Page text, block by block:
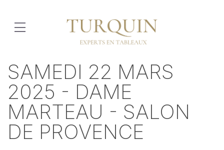
SAMEDI 22 MARS
2025 - DAME
MARTEAU - SALON
DE PROVENCE